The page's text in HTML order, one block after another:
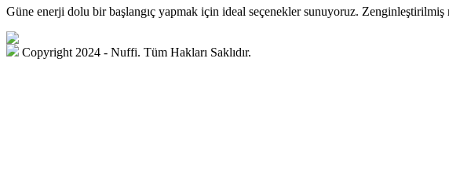
Güne enerji dolu bir başlangıç yapmak için ideal seçenekler sunuyoruz.
Copyright 2024 - Nuffi. Tüm Hakları Saklıdır.